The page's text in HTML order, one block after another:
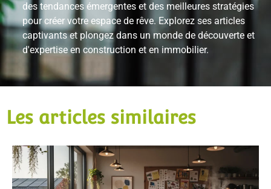
des tendances émergentes et des meilleures stratégies
pour créer votre espace de rêve. Explorez ses articles
captivants et plongez dans un monde de découverte et
d'expertise en construction et en immobilier.
Les articles similaires